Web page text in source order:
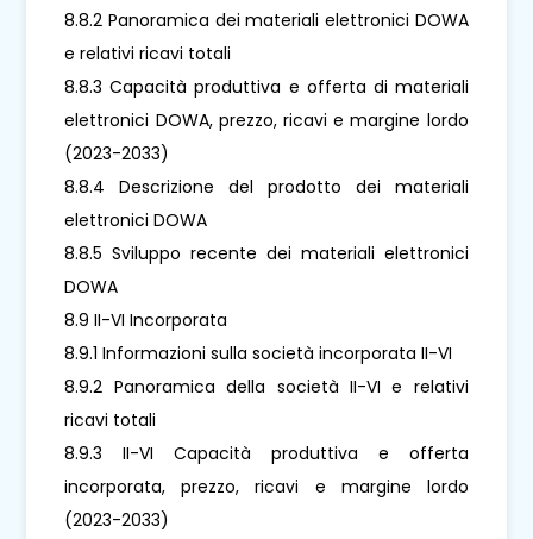
8.8.2 Panoramica dei materiali elettronici DOWA
e relativi ricavi totali
8.8.3 Capacità produttiva e offerta di materiali
elettronici DOWA, prezzo, ricavi e margine lordo
(2023-2033)
8.8.4 Descrizione del prodotto dei materiali
elettronici DOWA
8.8.5 Sviluppo recente dei materiali elettronici
DOWA
8.9 II-VI Incorporata
8.9.1 Informazioni sulla società incorporata II-VI
8.9.2 Panoramica della società II-VI e relativi
ricavi totali
8.9.3 II-VI Capacità produttiva e offerta
incorporata, prezzo, ricavi e margine lordo
(2023-2033)